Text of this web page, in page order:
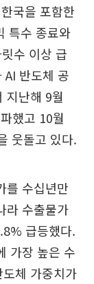
국을 포함한
특수 종료와
수 이상 급
반도체 공
지난해 9월
했고 10월
웃돌고 있다.
를 수십년만
라 수출물가
급등했다.
가장 높은 수
체 가중치가